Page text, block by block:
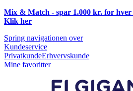
Mix & Match - spar 1.000 kr. for
Klik her
Spring navigationen over
Kundeservice
PrivatkundeErhvervskunde
Mine favoritter